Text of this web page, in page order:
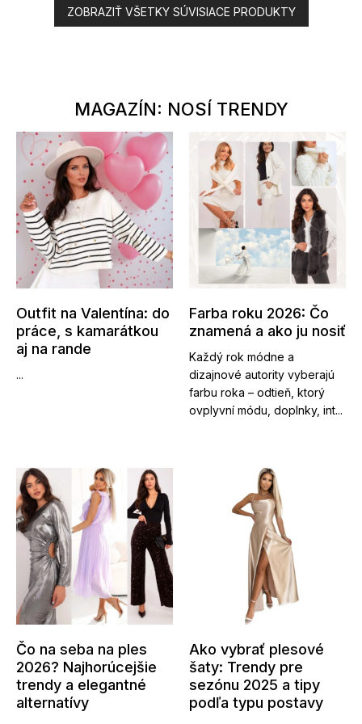
ZOBRAZIŤ VŠETKY SÚVISIACE PRODUKTY
MAGAZÍN: NOSÍ TRENDY
Outfit na Valentína: do
práce, s kamarátkou
aj na rande
...
Farba roku 2026: Čo
znamená a ako ju nosiť
Každý rok módne a
dizajnové autority vyberajú
farbu roka – odtieň, ktorý
ovplyvní módu, doplnky, int...
Čo na seba na ples
2026? Najhorúcejšie
trendy a elegantné
alternatívy
Ako vybrať plesové
šaty: Trendy pre
sezónu 2025 a tipy
podľa typu postavy